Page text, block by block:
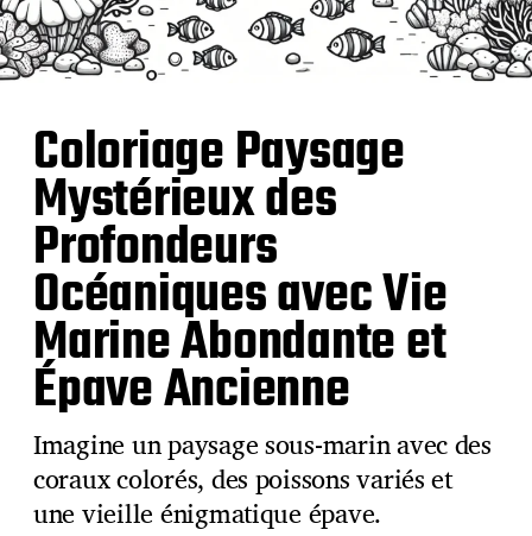
Coloriage Paysage
Mystérieux des
Profondeurs
Océaniques avec Vie
Marine Abondante et
Épave Ancienne
Imagine un paysage sous-marin avec des
coraux colorés, des poissons variés et
une vieille énigmatique épave.